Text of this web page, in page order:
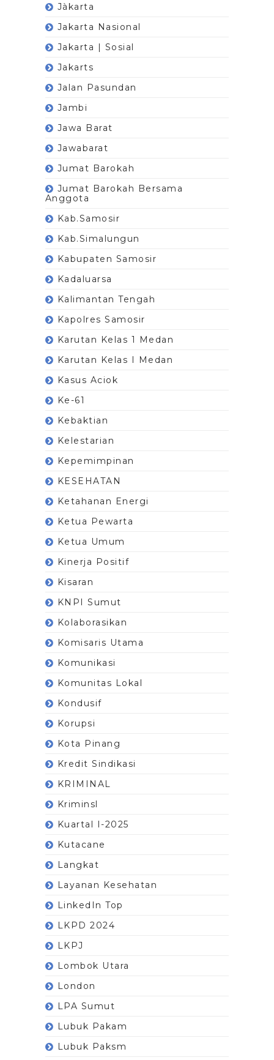
Jàkarta
Jakarta Nasional
Jakarta | Sosial
Jakarts
Jalan Pasundan
Jambi
Jawa Barat
Jawabarat
Jumat Barokah
Jumat Barokah Bersama
Anggota
Kab.Samosir
Kab.Simalungun
Kabupaten Samosir
Kadaluarsa
Kalimantan Tengah
Kapolres Samosir
Karutan Kelas 1 Medan
Karutan Kelas I Medan
Kasus Aciok
Ke-61
Kebaktian
Kelestarian
Kepemimpinan
KESEHATAN
Ketahanan Energi
Ketua Pewarta
Ketua Umum
Kinerja Positif
Kisaran
KNPI Sumut
Kolaborasikan
Komisaris Utama
Komunikasi
Komunitas Lokal
Kondusif
Korupsi
Kota Pinang
Kredit Sindikasi
KRIMINAL
Kriminsl
Kuartal I-2025
Kutacane
Langkat
Layanan Kesehatan
LinkedIn Top
LKPD 2024
LKPJ
Lombok Utara
London
LPA Sumut
Lubuk Pakam
Lubuk Paksm